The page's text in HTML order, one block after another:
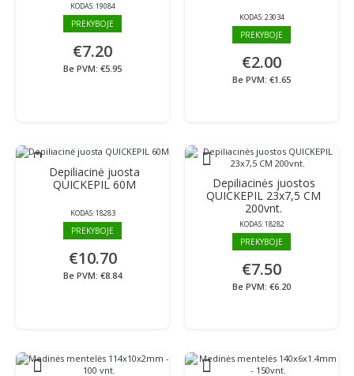
KODAS:19084
PREKYBOJE
€7.20
Be PVM: €5.95
KODAS:23034
PREKYBOJE
€2.00
Be PVM: €1.65
Depiliacinė juosta
QUICKEPIL 60M
KODAS:18283
PREKYBOJE
€10.70
Be PVM: €8.84
Depiliacinės juostos
QUICKEPIL 23x7,5 CM
200vnt.
KODAS:18282
PREKYBOJE
€7.50
Be PVM: €6.20